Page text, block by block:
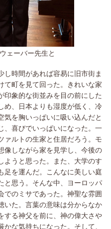
ェーバー先生と
し時間があれば容易に旧市街ま
て町を見て回った。きれいな家
印象的な街並みを目の前にした
め、日本よりも湿度が低く、冷
気を胸いっぱいに吸い込んだと
、喜びでいっぱいになった。一
ァルトの生家と住居だろう。モ
像しながら家を見学し、今後の
ようと思った。また、大学のす
足を運んだ。こんなに美しい庭
と思う。そんな中、ヨーロッパ
でのミサであった。神聖な雰囲
いた。言葉の意味は分からなか
する神父を前に、神の偉大さや
な気持ちになった。そして、